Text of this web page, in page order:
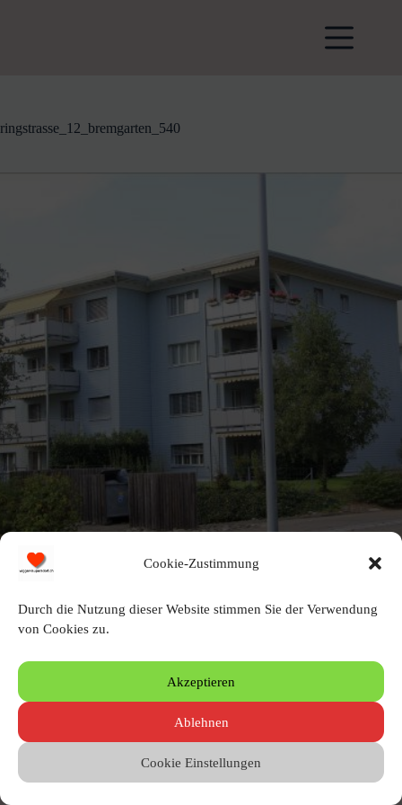
Cookie-Zustimmung
Durch die Nutzung dieser Website stimmen Sie der Verwendung
von Cookies zu.
Akzeptieren
Ablehnen
Cookie Einstellungen
ringstrasse_12_bremgarten_540
Schreibe einen Kommentar
Du musst angemeldet sein, um einen Kommentar zu erstellen.
© 2010 – 2026 by Heinz Wigger